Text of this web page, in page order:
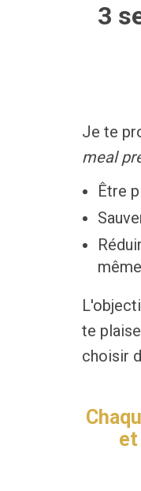
3
Je te
meal
Être
te
choisir
et